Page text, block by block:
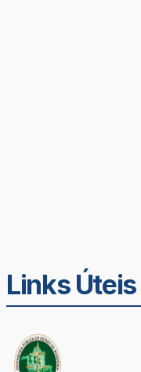
Links Úteis